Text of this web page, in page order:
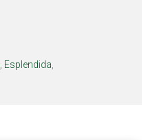
Esplendida